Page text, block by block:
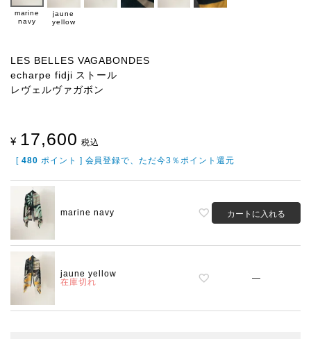
marine
navy
jaune
yellow
LES BELLES VAGABONDES
echarpe fidji ストール
レヴェルヴァガボン
¥ 17,600 税込
[ 480 ポイント ] 会員登録で、ただ今3％ポイント還元
marine navy カートに入れる
jaune yellow
在庫切れ
—